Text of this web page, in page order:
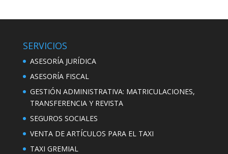
SERVICIOS
ASESORÍA JURÍDICA
ASESORÍA FISCAL
GESTIÓN ADMINISTRATIVA: MATRICULACIONES,
TRANSFERENCIA Y REVISTA
SEGUROS SOCIALES
VENTA DE ARTÍCULOS PARA EL TAXI
TAXI GREMIAL